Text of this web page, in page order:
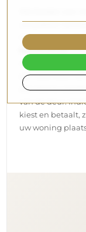
uw pakket
meerprijs van €
binnenshuis
woning wordt
een diameter
een kleine
van de deur.
kiest en betaalt,
uw woning